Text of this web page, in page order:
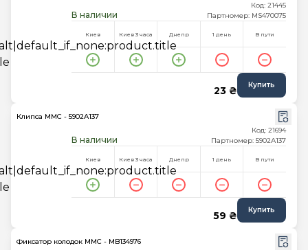
В наличии
Код: 21445
Партномер: MS470075
Киев Киев 3 часа Днепр 1 день В пути
23 ₴ Купить
Клипса MMC - 5902A137
В наличии
Код: 21694
Партномер: 5902A137
Киев Киев 3 часа Днепр 1 день В пути
59 ₴ Купить
Фиксатор колодок MMC - MB134976